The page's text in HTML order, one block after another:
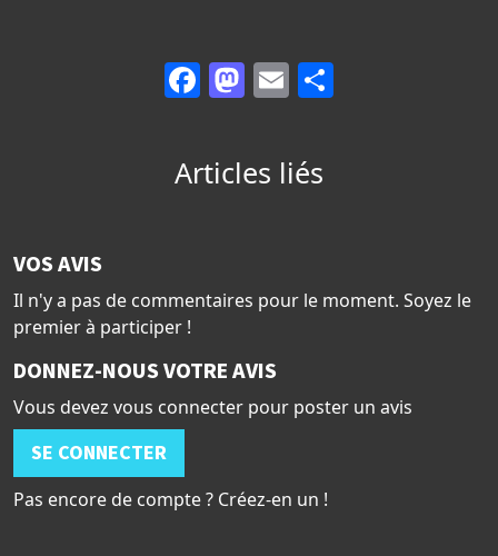
Facebook
Mastodon
Email
Articles liés
VOS AVIS
Il n'y a pas de commentaires pour le moment. Soyez le
premier à participer !
DONNEZ-NOUS VOTRE AVIS
Vous devez vous connecter pour poster un avis
SE CONNECTER
Pas encore de compte ? Créez-en un !